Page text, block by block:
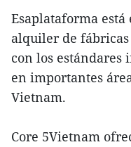
Esaplataforma
alquiler de
con los estándares
en importantes
Vietnam.
Core 5Vietnam